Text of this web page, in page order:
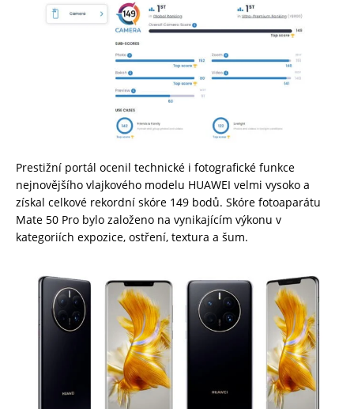
Prestižní portál ocenil technické i fotografické funkce
nejnovějšího vlajkového modelu HUAWEI velmi vysoko a
získal celkové rekordní skóre 149 bodů. Skóre fotoaparátu
Mate 50 Pro bylo založeno na vynikajícím výkonu v
kategoriích expozice, ostření, textura a šum.